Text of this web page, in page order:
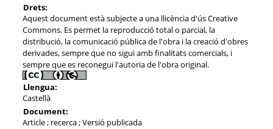
Drets:
Aquest document està subjecte a una llicència d'ús Creative
Commons. Es permet la reproducció total o parcial, la
distribució, la comunicació pública de l'obra i la creació d'obres
derivades, sempre que no sigui amb finalitats comercials, i
sempre que es reconegui l'autoria de l'obra original.
Llengua:
Castellà
Document:
Article ; recerca ; Versió publicada